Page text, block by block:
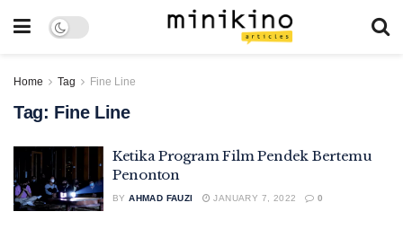
Home Tag Fine Line
Tag: Fine Line
Ketika Program Film Pendek Bertemu
Penonton
BY AHMAD FAUZI JANUARY 7, 2022 0